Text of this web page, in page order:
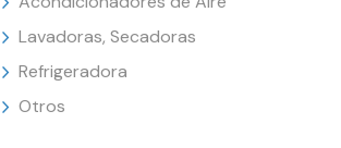
Lavadoras, Secadoras
Refrigeradora
Otros